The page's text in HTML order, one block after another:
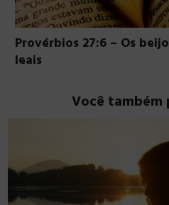
Provérbios 27:6 – Os
leais
Você